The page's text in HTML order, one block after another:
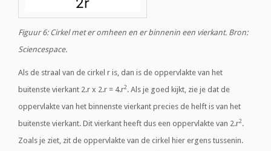
Figuur 6: Cirkel met er omheen en er binnenin een vierkant. Bron:
Sciencespace.
Als de straal van de cirkel r is, dan is de oppervlakte van het
buitenste vierkant 2.r x 2.r = 4.r2. Als je goed kijkt, zie je dat de
oppervlakte van het binnenste vierkant precies de helft is van het
buitenste vierkant. Dit vierkant heeft dus een oppervlakte van 2.r2.
Zoals je ziet, zit de oppervlakte van de cirkel hier ergens tussenin.